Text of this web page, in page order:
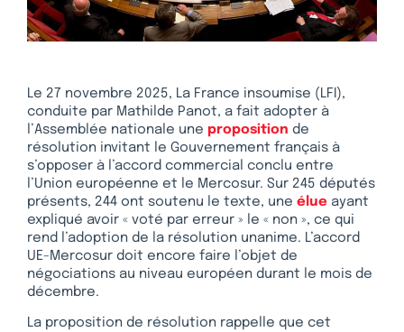
Le 27 novembre 2025, La France insoumise (LFI),
conduite par Mathilde Panot, a fait adopter à
l’Assemblée nationale une proposition de
résolution invitant le Gouvernement français à
s’opposer à l’accord commercial conclu entre
l’Union européenne et le Mercosur. Sur 245 députés
présents, 244 ont soutenu le texte, une élue ayant
expliqué avoir « voté par erreur » le « non », ce qui
rend l’adoption de la résolution unanime. L’accord
UE-Mercosur doit encore faire l’objet de
négociations au niveau européen durant le mois de
décembre.
La proposition de résolution rappelle que cet